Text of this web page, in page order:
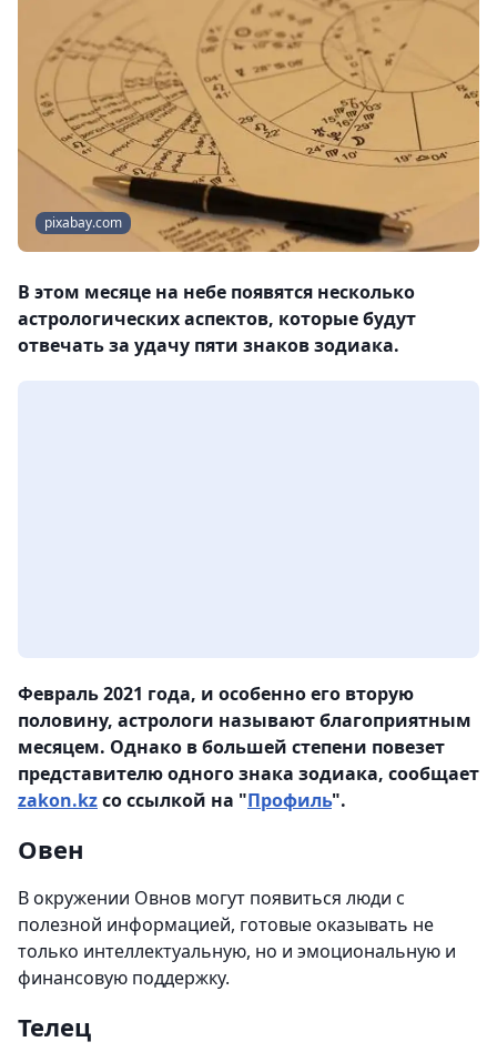
pixabay.com
В этом месяце на небе появятся несколько
астрологических аспектов, которые будут
отвечать за удачу пяти знаков зодиака.
Февраль 2021 года, и особенно его вторую
половину, астрологи называют благоприятным
месяцем. Однако в большей степени повезет
представителю одного знака зодиака, сообщает
zakon.kzсо ссылкой на "Профиль".
Овен
В окружении Овнов могут появиться люди с
полезной информацией, готовые оказывать не
только интеллектуальную, но и эмоциональную и
финансовую поддержку.
Телец